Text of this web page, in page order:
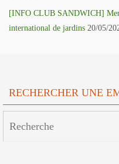
[INFO CLUB SANDWICH]
international de jardins 20/05/
RECHERCHER UNE